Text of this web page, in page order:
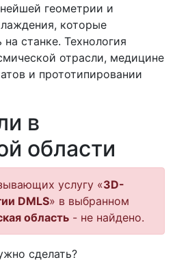
геометрии и
которые
станке. Технология
отрасли, медицине
и прототипировании
в
области
услугу «3D-
DMLS» в выбранном
область - не найдено.
сделать?